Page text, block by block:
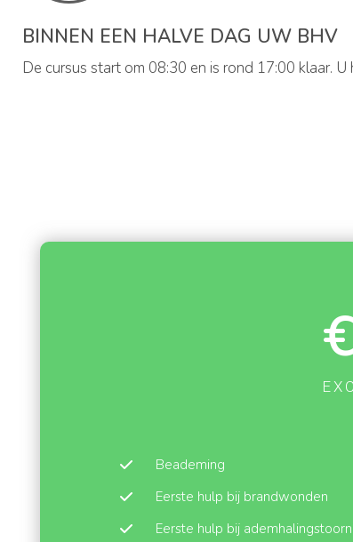
BINNEN EEN HALVE DAG UW BHV
De cursus start om 08:30 en is rond 17:00 klaar.
Beademing
Eerste hulp bij brandwonden
Eerste hulp bij